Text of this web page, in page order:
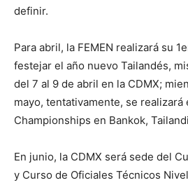
definir.
Para abril, la FEMEN realizará su
festejar el año nuevo Tailandés,
del 7 al 9 de abril en la CDMX;
mayo, tentativamente, se realizará
Championships en Bankok,
En junio, la CDMX será sede del
y Curso de Oficiales Técnicos